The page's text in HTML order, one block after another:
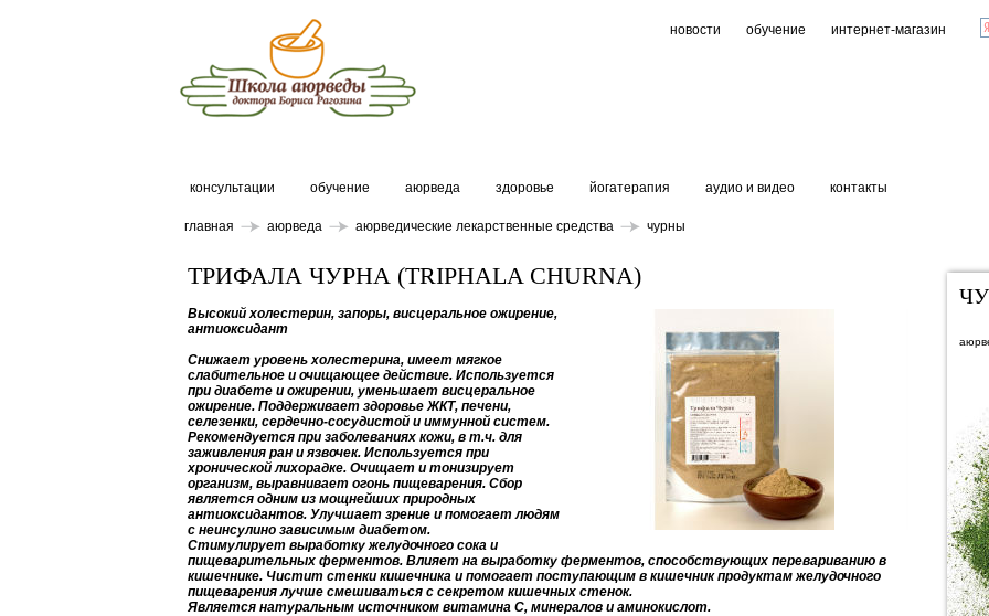
новости обучение интернет-магазин
консультации обучение аюрведа здоровье йогатерапия аудио и видео контакты
главная аюрведа аюрведические лекарственные средства чурны
ТРИФАЛА ЧУРНА (TRIPHALA CHURNA)
Высокий холестерин, запоры, висцеральное ожирение,
антиоксидант
Cнижает уровень холестерина, имеет мягкое
слабительное и очищающее действие. Используется
при диабете и ожирении, уменьшает висцеральное
ожирение. Поддерживает здоровье ЖКТ, печени,
селезенки, сердечно-сосудистой и иммунной систем.
Рекомендуется при заболеваниях кожи, в т.ч. для
заживления ран и язвочек. Используется при
хронической лихорадке. Очищает и тонизирует
организм, выравнивает огонь пищеварения. Сбор
является одним из мощнейших природных
антиоксидантов. Улучшает зрение и помогает людям
с неинсулино зависимым диабетом.
Стимулирует выработку желудочного сока и
пищеварительных ферментов. Влияет на выработку ферментов, способствующих перевариванию в
кишечнике. Чистит стенки кишечника и помогает поступающим в кишечник продуктам желудочного
пищеварения лучше смешиваться с секретом кишечных стенок.
Является натуральным источником витамина С, минералов и аминокислот.